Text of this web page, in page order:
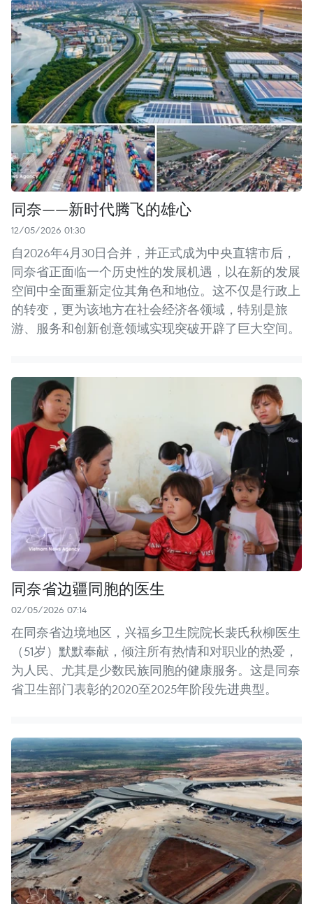
同奈——新时代腾飞的雄心
12/05/2026 01:30
自2026年4月30日合并，并正式成为中央直辖市后，
同奈省正面临一个历史性的发展机遇，以在新的发展
空间中全面重新定位其角色和地位。这不仅是行政上
的转变，更为该地方在社会经济各领域，特别是旅
游、服务和创新创意领域实现突破开辟了巨大空间。
同奈省边疆同胞的医生
02/05/2026 07:14
在同奈省边境地区，兴福乡卫生院院长裴氏秋柳医生
（51岁）默默奉献，倾注所有热情和对职业的热爱，
为人民、尤其是少数民族同胞的健康服务。这是同奈
省卫生部门表彰的2020至2025年阶段先进典型。